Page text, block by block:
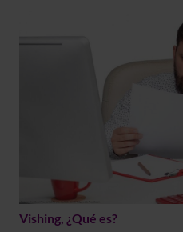
Vishing, ¿Qué es?